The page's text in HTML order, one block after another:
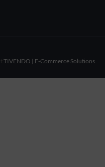
TIVENDO | E-Commerce Solutions